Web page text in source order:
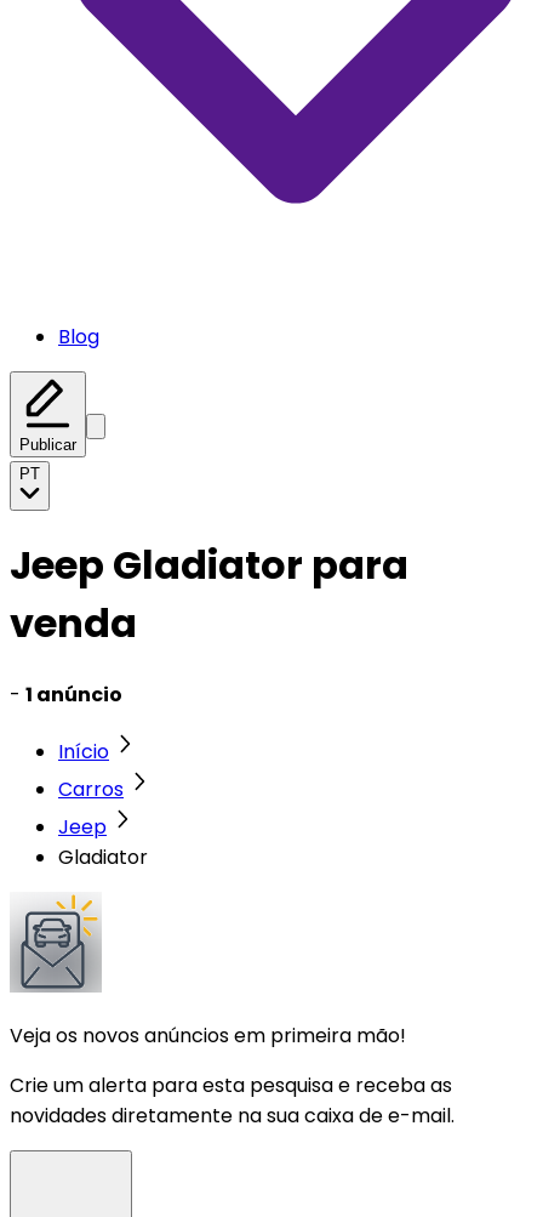
Blog
Publicar
PT
Jeep Gladiator para
venda
- 1 anúncio
Início
Carros
Jeep
Gladiator
Veja os novos anúncios em primeira mão!
Crie um alerta para esta pesquisa e receba as
novidades diretamente na sua caixa de e-mail.